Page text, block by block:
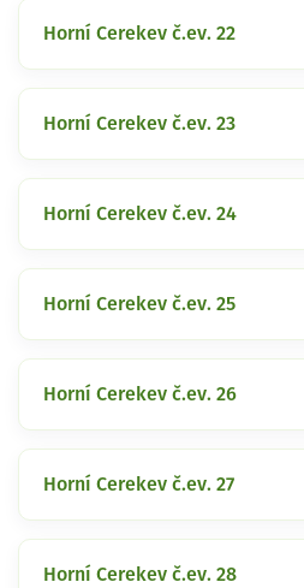
Horní Cerekev č.ev. 22
Horní Cerekev č.ev. 23
Horní Cerekev č.ev. 24
Horní Cerekev č.ev. 25
Horní Cerekev č.ev. 26
Horní Cerekev č.ev. 27
Horní Cerekev č.ev. 28